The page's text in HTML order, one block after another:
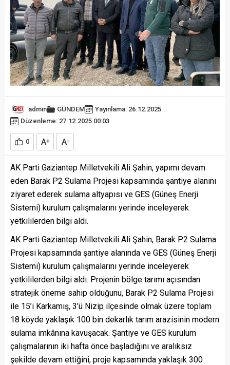
admin GÜNDEM
Yayınlama: 26.12.2025
Düzenleme: 27.12.2025 00:03
0 A+ A-
AK Parti Gaziantep Milletvekili Ali Şahin, yapımı devam
eden Barak P2 Sulama Projesi kapsamında şantiye alanını
ziyaret ederek sulama altyapısı ve GES (Güneş Enerji
Sistemi) kurulum çalışmalarını yerinde inceleyerek
yetkililerden bilgi aldı.
AK Parti Gaziantep Milletvekili Ali Şahin, Barak P2 Sulama
Projesi kapsamında şantiye alanında ve GES (Güneş Enerji
Sistemi) kurulum çalışmalarını yerinde inceleyerek
yetkililerden bilgi aldı. Projenin bölge tarımı açısından
stratejik öneme sahip olduğunu, Barak P2 Sulama Projesi
ile 15’i Karkamış, 3’ü Nizip ilçesinde olmak üzere toplam
18 köyde yaklaşık 100 bin dekarlık tarım arazisinin modern
sulama imkânına kavuşacak. Şantiye ve GES kurulum
çalışmalarının iki hafta önce başladığını ve aralıksız
şekilde devam ettiğini, proje kapsamında yaklaşık 300